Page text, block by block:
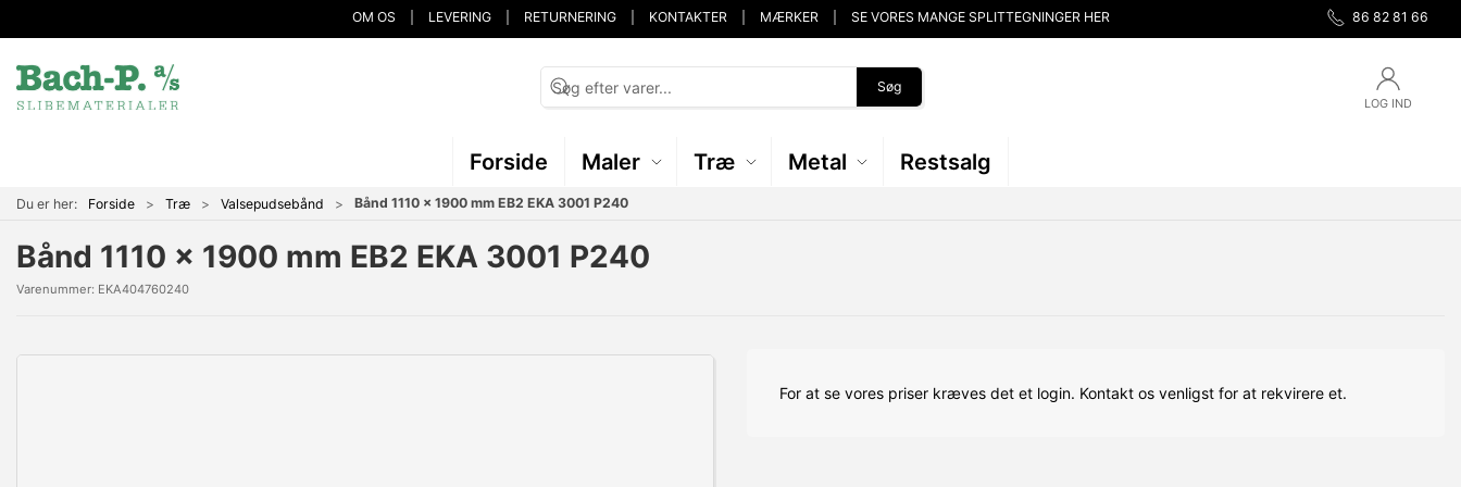
OM OS LEVERING RETURNERING KONTAKTER MÆRKER SE VORES MANGE SPLITTEGNINGER HER 86 82 81 66
Søg
LOG IND
Forside Maler Træ Metal Restsalg
Du er her: Forside Træ Valsepudsebånd Bånd 1110 x 1900 mm EB2 EKA 3001 P240
Bånd 1110 x 1900 mm EB2 EKA 3001 P240
Varenummer: EKA404760240
For at se vores priser kræves det et login. Kontakt os venligst for at rekvirere et.